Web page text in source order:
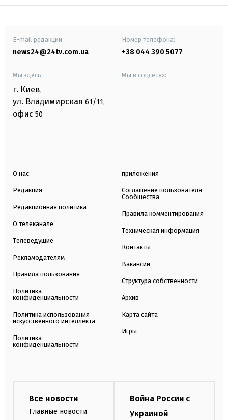
E-mail редакции
news24@24tv.com.ua
Номер телефона:
+38 044 390 5077
Мы здесь:
г. Киев,
ул. Владимирская 61/11,
офис 50
Мы в соцсетях:
О нас
Редакция
Редакционная политика
О телеканале
Телеведущие
Рекламодателям
Правила пользования
Политика
конфиденциальности
Политика использования
искусственного интеллекта
Политика
конфиденциальности
приложения
Соглашение пользователя
Сообщества
Правила комментирования
Техническая информация
Контакты
Вакансии
Структура собственности
Архив
Карта сайта
Игры
Все новости
Главные новости
Война России с
Украиной